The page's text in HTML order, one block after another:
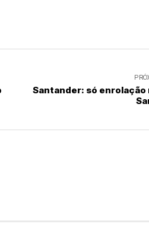
Santander: só enrolação